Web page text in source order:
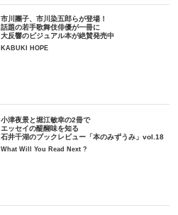
市川團子、市川染五郎らが登場！
話題の若手歌舞伎俳優が一冊に
大反響のビジュアル本が絶賛発売中
KABUKI HOPE
小津夜景と堀江敏幸の2冊で
エッセイの醍醐味を知る
石井千湖のブックレビュー「本のみずうみ」vol.18
What Will You Read Next ?